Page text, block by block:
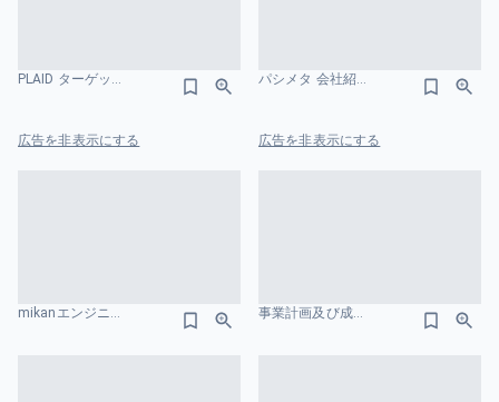
PLAID ターゲット市場のスライドデザイン パシメタ 会社紹介資料 ニーズ・課題のスライドデザイン
広告を非表示にする 広告を非表示にする
mikanエンジニア紹介資料 プロダクト紹介のスライドデザイン 事業計画及び成長可能性に関する事項 ブランディングテクノロジー株式会社 市場規模のスライドデザイン